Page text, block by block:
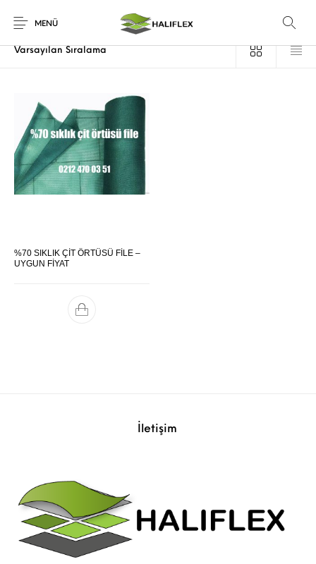
MENÜ
Ana Sayfa / Ürünler “okul çit filesi” olarak etiketlendi
%70 SIKLIK ÇİT ÖRTÜSÜ FİLE –
UYGUN FİYAT
İletişim